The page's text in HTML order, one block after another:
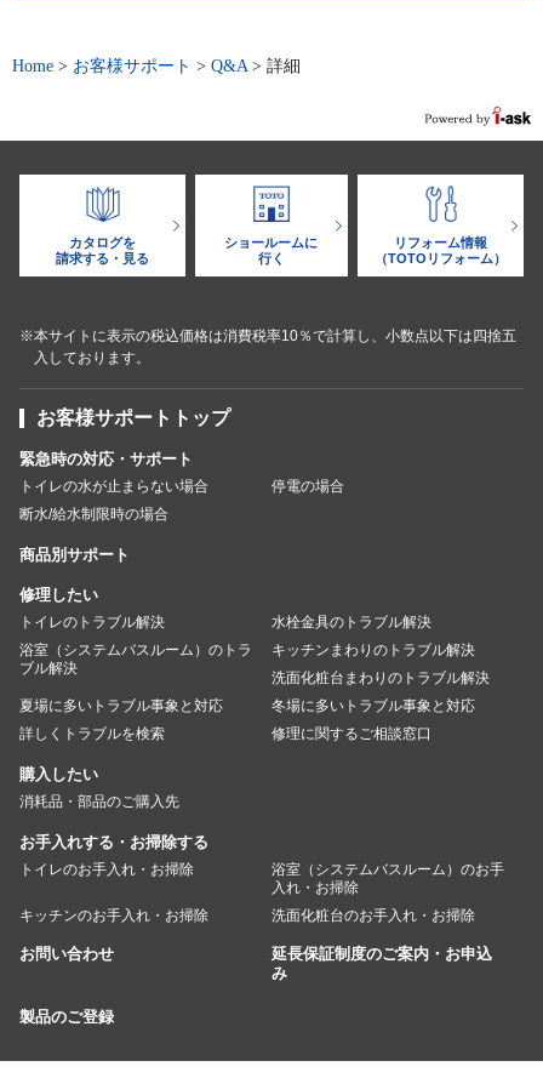
Home > お客様サポート > Q&A > 詳細
カタログを
請求する・見る
ショールームに
行く
リフォーム情報
（TOTOリフォーム）
※本サイトに表示の税込価格は消費税率10％で計算し、小数点以下は四捨五
入しております。
お客様サポートトップ
緊急時の対応・サポート
トイレの水が止まらない場合
停電の場合
断水/給水制限時の場合
商品別サポート
修理したい
トイレのトラブル解決
水栓金具のトラブル解決
浴室（システムバスルーム）のトラ
ブル解決
キッチンまわりのトラブル解決
洗面化粧台まわりのトラブル解決
夏場に多いトラブル事象と対応
冬場に多いトラブル事象と対応
詳しくトラブルを検索
修理に関するご相談窓口
購入したい
消耗品・部品のご購入先
お手入れする・お掃除する
トイレのお手入れ・お掃除
浴室（システムバスルーム）のお手
入れ・お掃除
キッチンのお手入れ・お掃除
洗面化粧台のお手入れ・お掃除
お問い合わせ
延長保証制度のご案内・お申込
み
製品のご登録